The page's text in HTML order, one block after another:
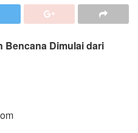
Bencana Dimulai dari